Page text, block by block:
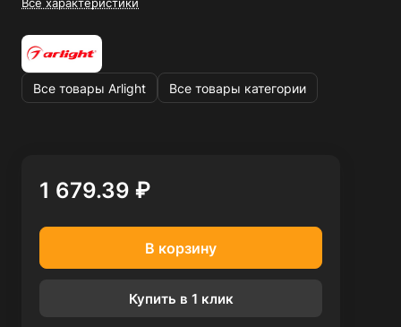
Все товары Arlight Все товары категории
1 679.39 ₽
В корзину
Купить в 1 клик